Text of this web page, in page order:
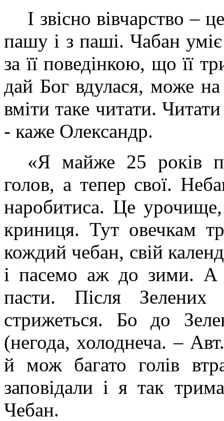
І звісно вівчарство –
пашу і з паші. Чабан
за її поведінкою, що її
дай Бог вдулася, може
вміти таке читати.
- каже Олександр.
«Я майже 25 років
голов, а тепер свої.
наробитиса. Це
криниця. Тут овечкам
кождий чебан, свій
і пасемо аж до зими. А
пасти. Після
стрижеться. Бо до
(негода, холоднеча. –
й мож багато голів
заповідали і я так
Чебан.